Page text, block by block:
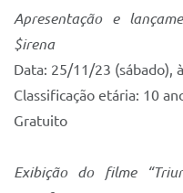
Apresentação e
$irena
Data: 25/11/23 (sábado),
Classificação etária: 10
Gratuito
Exibição do filme